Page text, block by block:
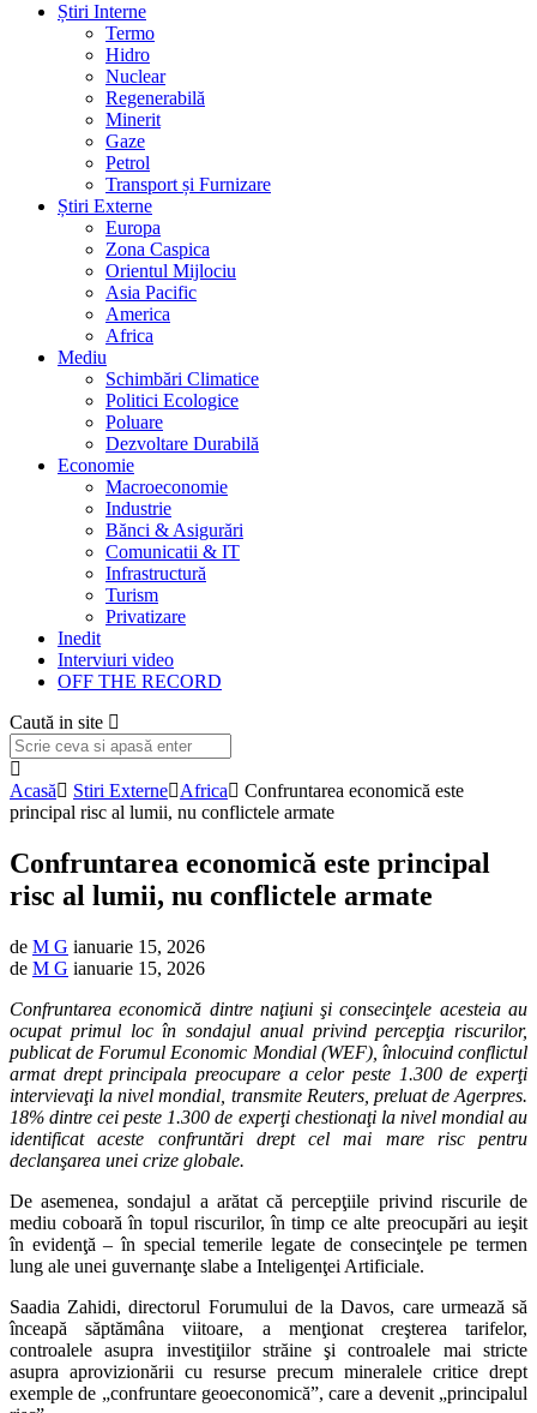
Știri Interne
Termo
Hidro
Nuclear
Regenerabilă
Minerit
Gaze
Petrol
Transport și Furnizare
Știri Externe
Europa
Zona Caspica
Orientul Mijlociu
Asia Pacific
America
Africa
Mediu
Schimbări Climatice
Politici Ecologice
Poluare
Dezvoltare Durabilă
Economie
Macroeconomie
Industrie
Bănci & Asigurări
Comunicatii & IT
Infrastructură
Turism
Privatizare
Inedit
Interviuri video
OFF THE RECORD
Caută in site
Acasă Stiri Externe Africa
Confruntarea economică este
principal risc al lumii, nu conflictele armate
Confruntarea economică este principal
risc al lumii, nu conflictele armate
de M G ianuarie 15, 2026
de M G ianuarie 15, 2026
Confruntarea economică dintre naţiuni şi consecinţele acesteia au
ocupat primul loc în sondajul anual privind percepţia riscurilor,
publicat de Forumul Economic Mondial (WEF), înlocuind conflictul
armat drept principala preocupare a celor peste 1.300 de experţi
intervievaţi la nivel mondial, transmite Reuters, preluat de Agerpres.
18% dintre cei peste 1.300 de experţi chestionaţi la nivel mondial au
identificat aceste confruntări drept cel mai mare risc pentru
declanşarea unei crize globale.
De asemenea, sondajul a arătat că percepţiile privind riscurile de
mediu coboară în topul riscurilor, în timp ce alte preocupări au ieşit
în evidenţă – în special temerile legate de consecinţele pe termen
lung ale unei guvernanţe slabe a Inteligenţei Artificiale.
Saadia Zahidi, directorul Forumului de la Davos, care urmează să
înceapă săptămâna viitoare, a menţionat creşterea tarifelor,
controalele asupra investiţiilor străine şi controalele mai stricte
asupra aprovizionării cu resurse precum mineralele critice drept
exemple de „confruntare geoeconomică”, care a devenit „principalul